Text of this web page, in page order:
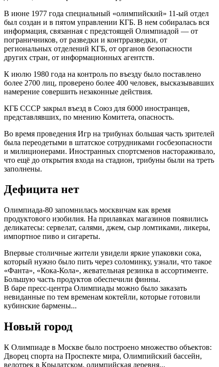
В июне 1977 года специальный «олимпийский» 11-ый отдел
был создан и в пятом управлении КГБ. В нем собиралась вся
информация, связанная с предстоящей Олимпиадой — от
пограничников, от разведки и контрразведки, от
региональных отделений КГБ, от органов безопасности
других стран, от информационных агентств.
К июлю 1980 года на контроль по въезду было поставлено
более 2700 лиц, проверено более 400 человек, высказывавших
намерение совершить незаконные действия.
КГБ СССР закрыл въезд в Союз для 6000 иностранцев,
представлявших, по мнению Комитета, опасность.
Во время проведения Игр на трибунах большая часть зрителей
была переодетыми в штатское сотрудниками госбезопасности
и милиционерами. Иностранных спортсменов настораживало,
что ещё до открытия входа на стадион, трибуны были на треть
заполнены.
Дефицита нет
Олимпиада-80 запомнилась москвичам как время
продуктового изобилия. На прилавках магазинов появились
деликатесы: сервелат, салями, джем, сыр ломтиками, ликеры,
импортное пиво и сигареты.
Впервые столичные жители увидели яркие упаковки сока,
который нужно было пить через соломинку, узнали, что такое
«Фанта», «Кока-Кола», жевательная резинка в ассортименте.
Большую часть продуктов обеспечили финны.
В баре пресс-центра Олимпиады можно было заказать
невиданные по тем временам коктейли, которые готовили
кубинские бармены...
Новый город
К Олимпиаде в Москве было построено множество объектов:
Дворец спорта на Проспекте мира, Олимпийский бассейн,
велотрек в Крылатском, олимпийская деревня...